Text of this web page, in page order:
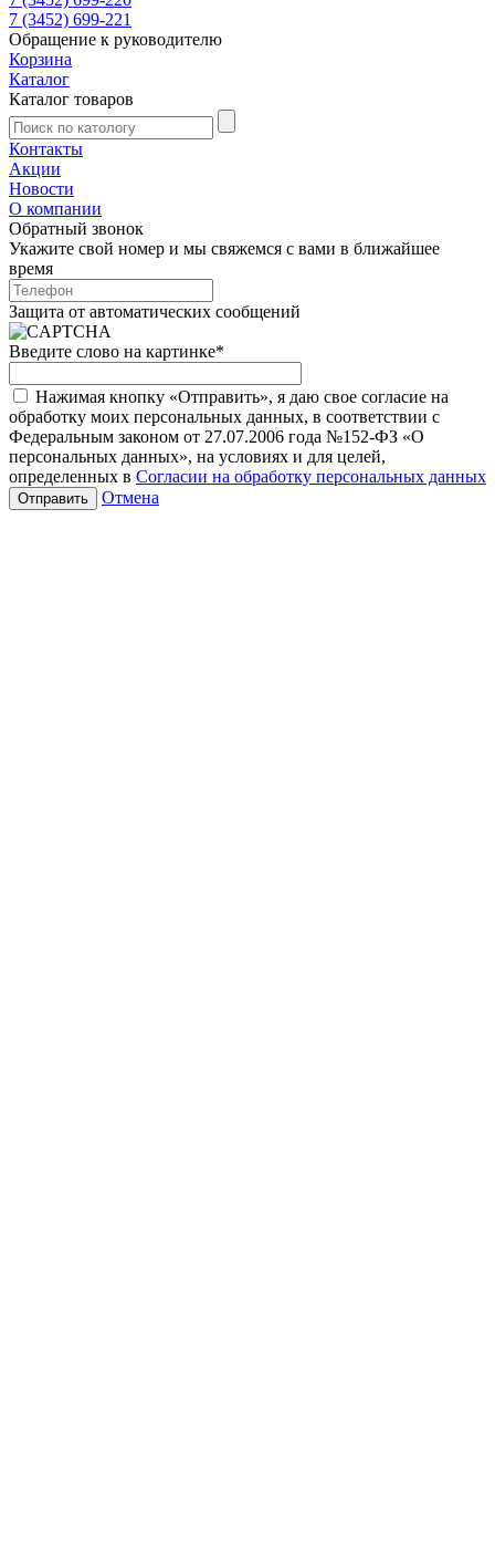
7 (3452) 699-221
Обращение к руководителю
Корзина
Каталог
Каталог товаров
Контакты
Акции
Новости
О компании
Обратный звонок
Укажите свой номер и мы свяжемся с вами в ближайшее
время
Защита от автоматических сообщений
Введите слово на картинке*
Нажимая кнопку «Отправить», я даю свое согласие на
обработку моих персональных данных, в соответствии с
Федеральным законом от 27.07.2006 года №152-ФЗ «О
персональных данных», на условиях и для целей,
определенных в Согласии на обработку персональных данных
Отмена